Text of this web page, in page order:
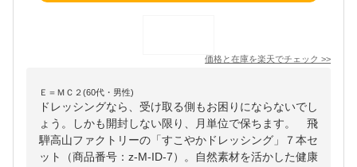
価格と在庫を楽天でチェック >>
Ｅ＝ＭＣ２(60代・男性)
ドレッシングなら、受け取る側もお困りにならないでし
ょう。しかも開封しない限り、月単位で保ちます。 飛
騨高山ファクトリーの「すこやかドレッシング」７本セ
ット（商品番号：z-M-ID-7）。自然素材を活かした健康